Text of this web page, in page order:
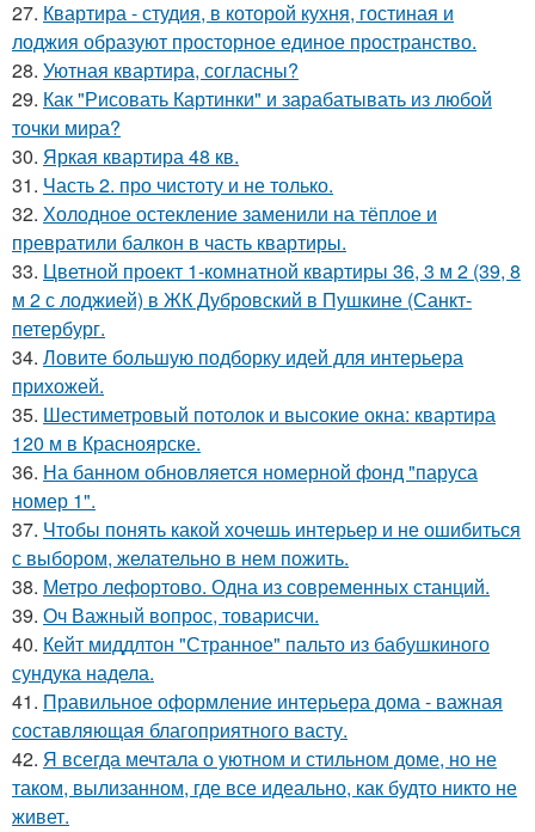
27. Квартира - студия, в которой кухня, гостиная и
лоджия образуют просторное единое пространство.
28. Уютная квартира, согласны?
29. Как "Рисовать Картинки" и зарабатывать из любой
точки мира?
30. Яркая квартира 48 кв.
31. Часть 2. про чистоту и не только.
32. Холодное остекление заменили на тёплое и
превратили балкон в часть квартиры.
33. Цветной проект 1-комнатной квартиры 36, 3 м 2 (39, 8
м 2 с лоджией) в ЖК Дубровский в Пушкине (Санкт-
петербург.
34. Ловите большую подборку идей для интерьера
прихожей.
35. Шестиметровый потолок и высокие окна: квартира
120 м в Красноярске.
36. На банном обновляется номерной фонд "паруса
номер 1".
37. Чтобы понять какой хочешь интерьер и не ошибиться
с выбором, желательно в нем пожить.
38. Метро лефортово. Одна из современных станций.
39. Оч Важный вопрос, товарисчи.
40. Кейт миддлтон "Странное" пальто из бабушкиного
сундука надела.
41. Правильное оформление интерьера дома - важная
составляющая благоприятного васту.
42. Я всегда мечтала о уютном и стильном доме, но не
таком, вылизанном, где все идеально, как будто никто не
живет.